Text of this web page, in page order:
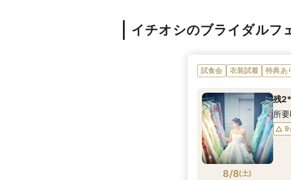
イチオシのブライダルフ
試食会 衣装試着 特典あ
8/8(土)
残
所